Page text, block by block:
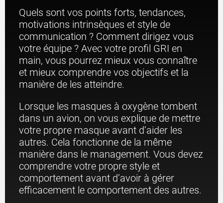
Quels sont vos points forts, tendances,
motivations intrinsèques et style de
communication ? Comment dirigez vous
votre équipe ? Avec votre profil GRI en
main, vous pourrez mieux vous connaître
et mieux comprendre vos objectifs et la
manière de les atteindre.
Lorsque les masques à oxygène tombent
dans un avion, on vous explique de mettre
votre propre masque avant d’aider les
autres. Cela fonctionne de la même
manière dans le management. Vous devez
comprendre votre propre style et
comportement avant d’avoir à gérer
efficacement le comportement des autres.